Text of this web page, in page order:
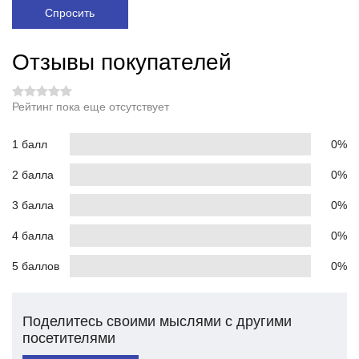
Спросить
Отзывы покупателей
Рейтинг пока еще отсутствует
1 балл 0%
2 балла 0%
3 балла 0%
4 балла 0%
5 баллов 0%
Поделитесь своими мыслями с другими
посетителями